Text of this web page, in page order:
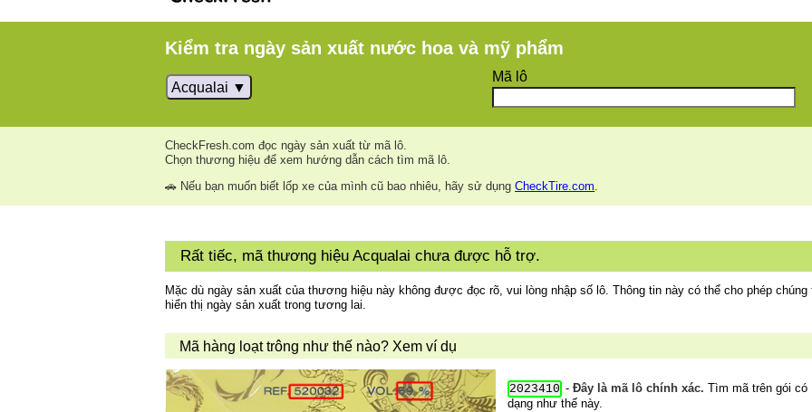
Kiểm tra ngày sản xuất nước hoa và mỹ phẩm
Acqualai
Mã lô
CheckFresh.com đọc ngày sản xuất từ ​​mã lô.
Chọn thương hiệu để xem hướng dẫn cách tìm mã lô.
🚗 Nếu bạn muốn biết lốp xe của mình cũ bao nhiêu, hãy sử dụng CheckTire.com
Rất tiếc, mã thương hiệu Acqualai chưa được hỗ trợ.
Mặc dù ngày sản xuất của thương hiệu này không được đọc rõ, vui lòng nhập số lô. Thông tin này có thể cho phép chúng
hiển thị ngày sản xuất trong tương lai.
Mã hàng loạt trông như thế nào? Xem ví dụ
2023410 - Đây là mã lô chính xác. Tìm mã trên gói có
dạng như thế này.